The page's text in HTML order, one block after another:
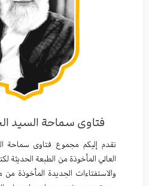
فتاوى سماحة السيد
نقدم إليكم مجموع فتاوى سماحة
العالي المأخوذة من الطبعة الحديثة
والاستفتاءات الجديدة المأخوذة من